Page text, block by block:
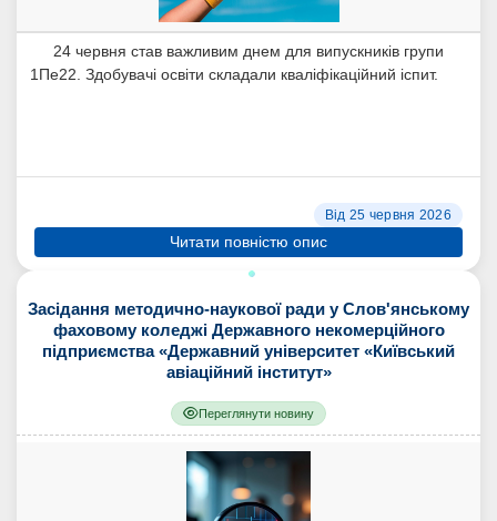
24 червня став важливим днем для випускників групи
1Пе22. Здобувачі освіти складали кваліфікаційний іспит.
Від 25 червня 2026
Читати повністю опис
Засідання методично-наукової ради у Слов'янському
фаховому коледжі Державного некомерційного
підприємства «Державний університет «Київський
авіаційний інститут»
Переглянути новину